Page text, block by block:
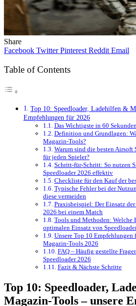
Share
Facebook Twitter Pinterest Reddit Email
Table of Contents
Top 10: Speedloader, Ladehilfen &
Empfehlungen für 2026
Das Wichtigste in 60
Definition und Grundlagen:
Magazin-Tools?
Warum sind die besten Airsoft
für jeden Spieler?
Schritt-für-Schritt: So nutzen
Speedloader 2026 effektiv
Checkliste für den Kauf der
Typische Fehler bei der
diese vermeiden
Praxisbeispiel: Der Einsatz
2026 bei einem Match
Tools und Methoden: Welche
optimalen Einsatz von
Unsere Top 10
Magazin-Tools 2026
FAQ – Häufig gestellte
Speedloader 2026
Fazit & Nächste Schritte
Top 10: Speedloader,
Magazin-Tools – unsere